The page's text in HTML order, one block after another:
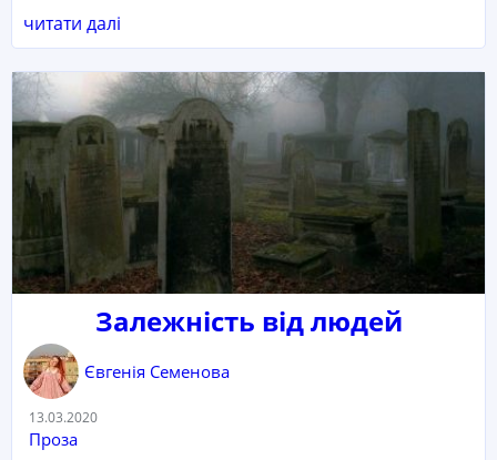
читати далі
Залежність від людей
Євгенія Семенова
Дата:
13.03.2020
Категорія:
Проза